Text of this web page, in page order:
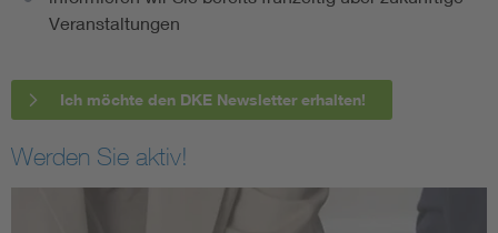
Veranstaltungen
Ich möchte den DKE Newsletter erhalten!
Werden Sie aktiv!